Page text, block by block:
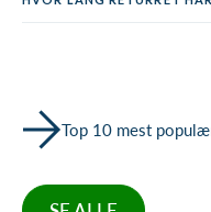
Top 10 mest